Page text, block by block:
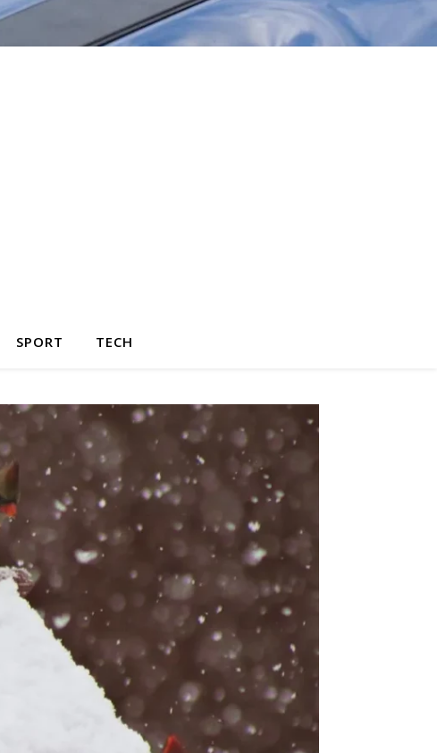
SPORT TECH